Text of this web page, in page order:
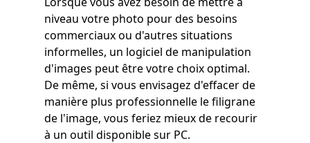
niveau votre photo pour des besoins
commerciaux ou d'autres situations
informelles, un logiciel de manipulation
d'images peut être votre choix optimal.
De même, si vous envisagez d'effacer de
manière plus professionnelle le filigrane
de l'image, vous feriez mieux de recourir
à un outil disponible sur PC.